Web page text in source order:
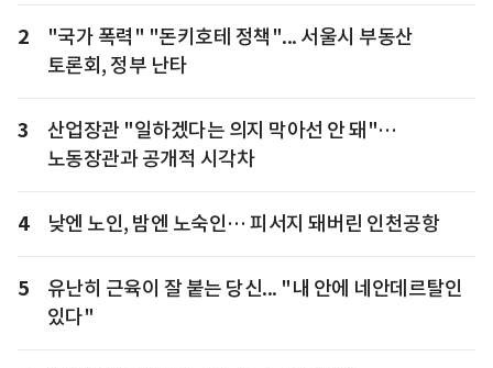
2
"국가 폭력" "돈키호테 정책"... 서울시 부동산
토론회, 정부 난타
3
산업장관 "일하겠다는 의지 막아선 안 돼"…
노동장관과 공개적 시각차
4 낮엔 노인, 밤엔 노숙인… 피서지 돼버린 인천공항
5
유난히 근육이 잘 붙는 당신... "내 안에 네안데르탈인
있다"